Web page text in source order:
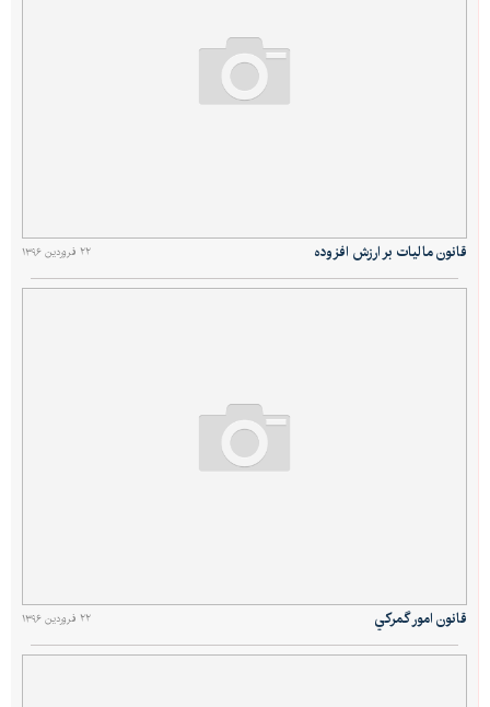
۲۲ فروردین ۱۳۹۶ قانون ماليات بر ارزش افزوده
۲۲ فروردین ۱۳۹۶ قانون امور گمركي